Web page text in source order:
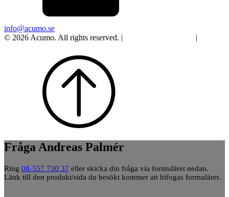
info@acumo.se
© 2026 Acumo. All rights reserved. |
|
Fråga Andreas Palmér
Ring 08-557 730 37 eller skicka din fråga via formuläret nedan.
Länk till den produkt/sida du besökt kommer att bifogas formuläret.